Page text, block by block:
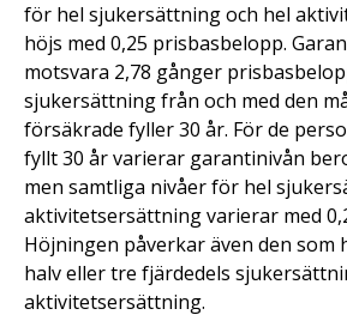
för hel sjukersättning och hel
höjs med 0,25 prisbasbelopp.
motsvara 2,78 gånger
sjukersättning från och med den
försäkrade fyller 30 år. För de
fyllt 30 år varierar garantinivån
men samtliga nivåer för hel
aktivitetsersättning varierar med
Höjningen påverkar även den som
halv eller tre fjärdedels
aktivitetsersättning.